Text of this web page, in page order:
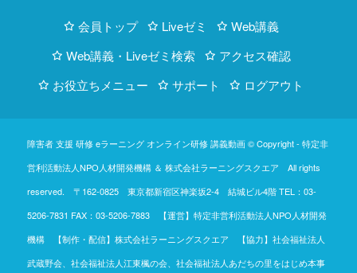
会員トップ Liveゼミ
Web講義
Web講義・Liveゼミ検索
アクセス確認
お役立ちメニュー
サポート ログアウト
障害者 支援 研修 eラーニング オンライン研修 講義動画 © Copyright - 特定非
営利活動法人NPO人材開発機構＆ 株式会社ラーニングスクエア All rights
reserved. 〒162-0825 東京都新宿区神楽坂2-4 結城ビル4階TEL：03-
5206-7831 FAX：03-5206-7883 【運営】特定非営利活動法人NPO人材開発
機構 【制作・配信】株式会社ラーニングスクエア 【協力】社会福祉法人
武蔵野会、社会福祉法人江東楓の会、社会福祉法人あだちの里をはじめ本事